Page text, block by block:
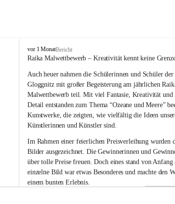
V
o
k
s
s
c
h
u
l
e
G
l
o
g
g
n
vor 1 MonatBericht
Raika Malwettbewerb – Kreativität kennt keine
Auch heuer nahmen die Schülerinnen und Schüler
Gloggnitz mit großer Begeisterung am jährlichen
Malwettbewerb teil. Mit viel Fantasie, Kreativität
Detail entstanden zum Thema “Ozeane und Meere”
Kunstwerke, die zeigten, wie vielfältig die Ideen
Künstlerinnen und Künstler sind.
Im Rahmen einer feierlichen Preisverleihung wurden
Bilder ausgezeichnet. Die Gewinnerinnen und
über tolle Preise freuen. Doch eines stand von Anfang
einzelne Bild war etwas Besonderes und machte den
einem bunten Erlebnis.